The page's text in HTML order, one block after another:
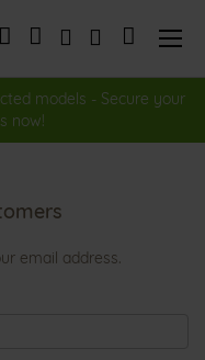
My Cart
models - Secure your
now!
email address.